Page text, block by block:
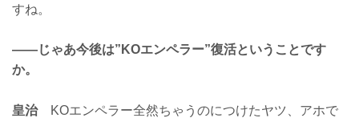
すね。
——じゃあ今後は”KOエンペラー”復活ということです
か。
皇治KOエンペラー全然ちゃうのにつけたヤツ、アホで